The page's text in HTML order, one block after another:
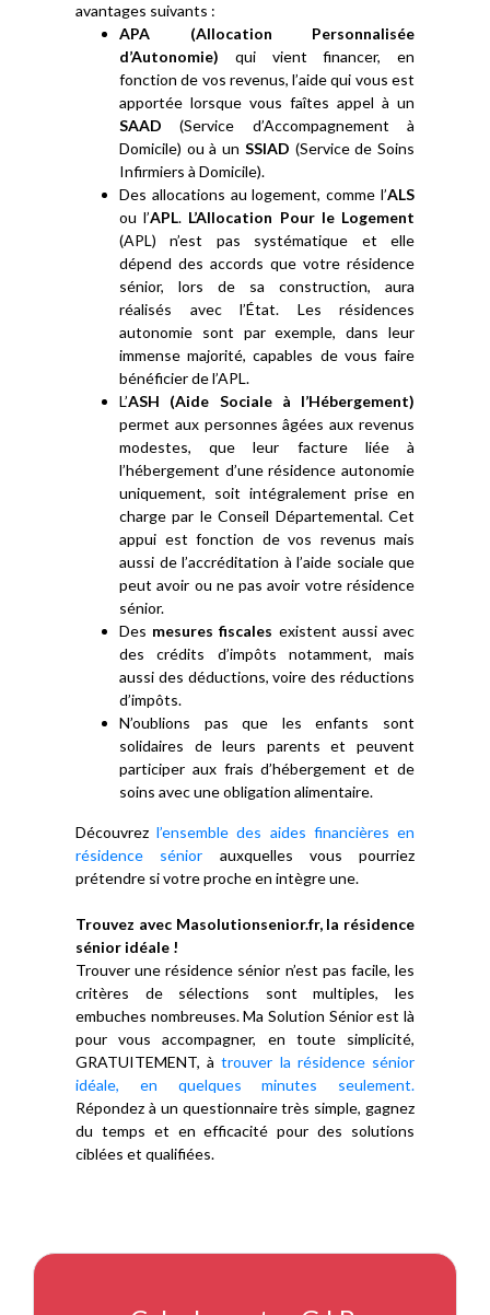
avantages suivants :
APA (Allocation Personnalisée
d’Autonomie) qui vient financer, en
fonction de vos revenus, l’aide qui vous est
apportée lorsque vous faîtes appel à un
SAAD (Service d’Accompagnement à
Domicile) ou à un SSIAD (Service de Soins
Infirmiers à Domicile).
Des allocations au logement, comme l’ALS
ou l’APL. L’Allocation Pour le Logement
(APL) n’est pas systématique et elle
dépend des accords que votre résidence
sénior, lors de sa construction, aura
réalisés avec l’État. Les résidences
autonomie sont par exemple, dans leur
immense majorité, capables de vous faire
bénéficier de l’APL.
L’ASH (Aide Sociale à l’Hébergement)
permet aux personnes âgées aux revenus
modestes, que leur facture liée à
l’hébergement d’une résidence autonomie
uniquement, soit intégralement prise en
charge par le Conseil Départemental. Cet
appui est fonction de vos revenus mais
aussi de l’accréditation à l’aide sociale que
peut avoir ou ne pas avoir votre résidence
sénior.
Des mesures fiscales existent aussi avec
des crédits d’impôts notamment, mais
aussi des déductions, voire des réductions
d’impôts.
N’oublions pas que les enfants sont
solidaires de leurs parents et peuvent
participer aux frais d’hébergement et de
soins avec une obligation alimentaire.
Découvrezl’ensemble des aides financières en
résidence sénior auxquelles vous pourriez
prétendre si votre proche en intègre une.
Trouvez avec Masolutionsenior.fr, la résidence
sénior idéale !
Trouver une résidence sénior n’est pas facile, les
critères de sélections sont multiples, les
embuches nombreuses. Ma Solution Sénior est là
pour vous accompagner, en toute simplicité,
GRATUITEMENT, àtrouver la résidence sénior
idéale, en quelques minutes seulement.
Répondez à un questionnaire très simple, gagnez
du temps et en efficacité pour des solutions
ciblées et qualifiées.